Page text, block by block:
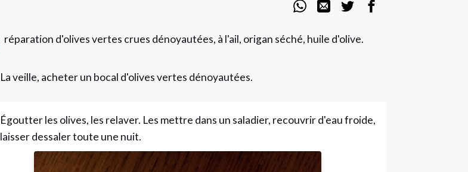
réparation d'olives vertes crues dénoyautées, à l'ail, origan séché, huile d'olive.
La veille, acheter un bocal d'olives vertes dénoyautées.
Égoutter les olives, les relaver. Les mettre dans un saladier, recouvrir d'eau froide,
laisser dessaler toute une nuit.